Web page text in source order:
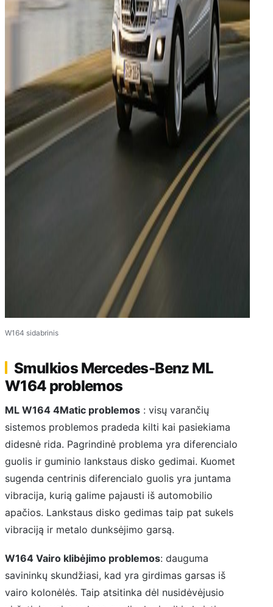
W164 sidabrinis
Smulkios Mercedes-Benz ML
W164 problemos
ML W164 4Matic problemos : visų varančių
sistemos problemos pradeda kilti kai pasiekiama
didesnė rida. Pagrindinė problema yra diferencialo
guolis ir guminio lankstaus disko gedimai. Kuomet
sugenda centrinis diferencialo guolis yra juntama
vibracija, kurią galime pajausti iš automobilio
apačios. Lankstaus disko gedimas taip pat sukels
vibraciją ir metalo dunksėjimo garsą.
W164 Vairo klibėjimo problemos: dauguma
savininkų skundžiasi, kad yra girdimas garsas iš
vairo kolonėlės. Taip atsitinka dėl nusidėvėjusio